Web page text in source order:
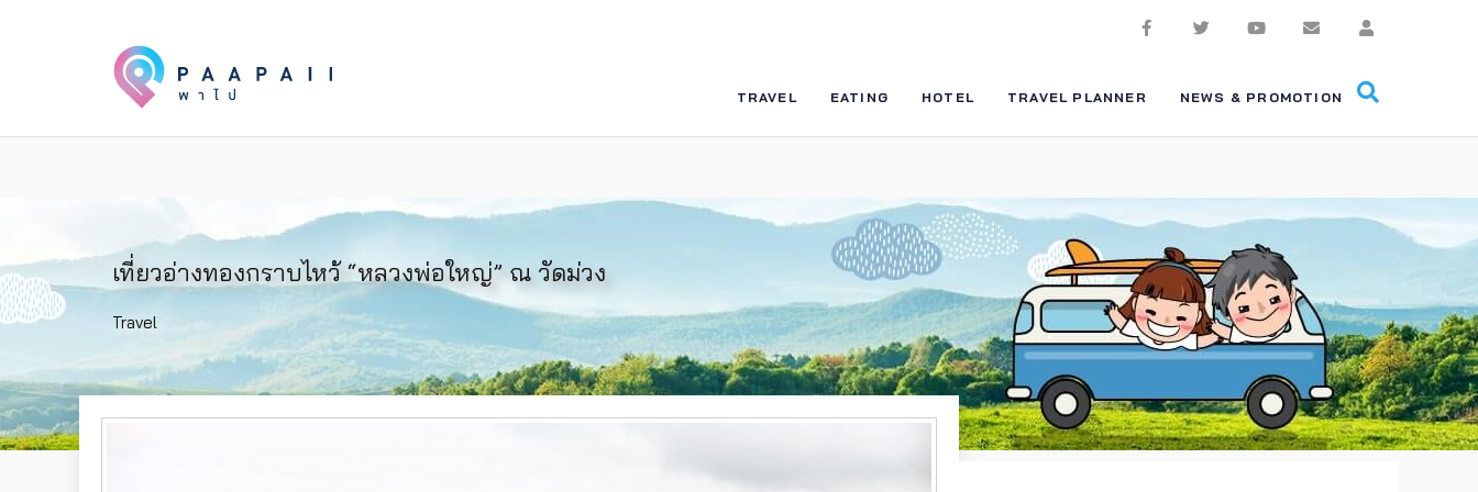
TRAVEL EATING HOTEL TRAVEL PLANNER NEWS & PROMOTION
เที่ยวอ่างทองกราบไหว้ “หลวงพ่อใหญ่” ณ วัดม่วง
Travel